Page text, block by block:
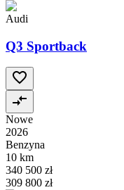
Audi
Q3 Sportback
Nowe
2026
Benzyna
10 km
340 500 zł
309 800 zł